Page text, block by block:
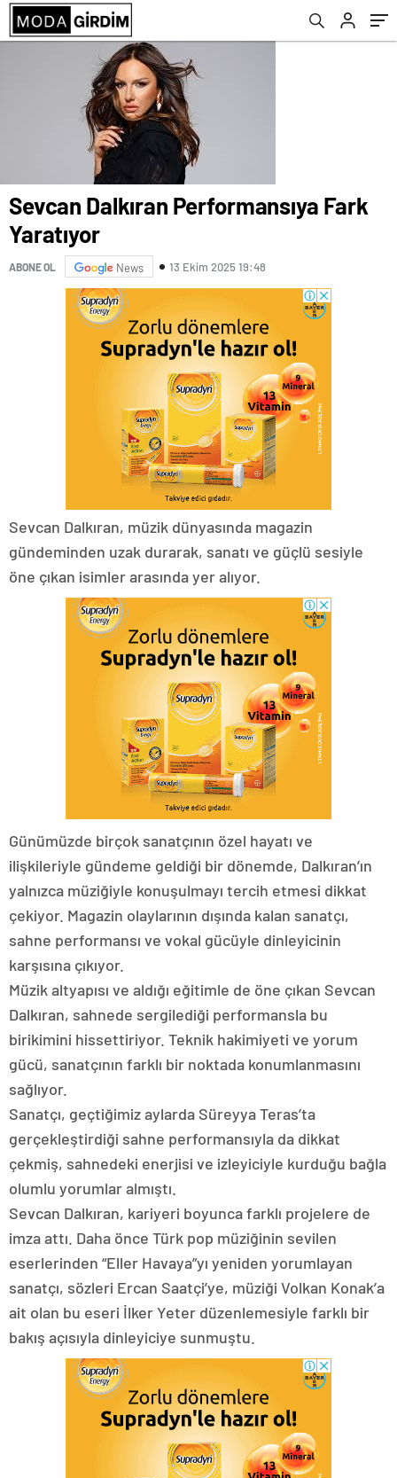
Sevcan Dalkıran Performansıya Fark
Yaratıyor
ABONE OL News 13 Ekim 2025 19:48
Sevcan Dalkıran, müzik dünyasında magazin
gündeminden uzak durarak, sanatı ve güçlü sesiyle
öne çıkan isimler arasında yer alıyor.
Günümüzde birçok sanatçının özel hayatı ve
ilişkileriyle gündeme geldiği bir dönemde, Dalkıran’ın
yalnızca müziğiyle konuşulmayı tercih etmesi dikkat
çekiyor. Magazin olaylarının dışında kalan sanatçı,
sahne performansı ve vokal gücüyle dinleyicinin
karşısına çıkıyor.
Müzik altyapısı ve aldığı eğitimle de öne çıkan Sevcan
Dalkıran, sahnede sergilediği performansla bu
birikimini hissettiriyor. Teknik hakimiyeti ve yorum
gücü, sanatçının farklı bir noktada konumlanmasını
sağlıyor.
Sanatçı, geçtiğimiz aylarda Süreyya Teras’ta
gerçekleştirdiği sahne performansıyla da dikkat
çekmiş, sahnedeki enerjisi ve izleyiciyle kurduğu bağla
olumlu yorumlar almıştı.
Sevcan Dalkıran, kariyeri boyunca farklı projelere de
imza attı. Daha önce Türk pop müziğinin sevilen
eserlerinden “Eller Havaya”yı yeniden yorumlayan
sanatçı, sözleri Ercan Saatçi’ye, müziği Volkan Konak’a
ait olan bu eseri İlker Yeter düzenlemesiyle farklı bir
bakış açısıyla dinleyiciye sunmuştu.